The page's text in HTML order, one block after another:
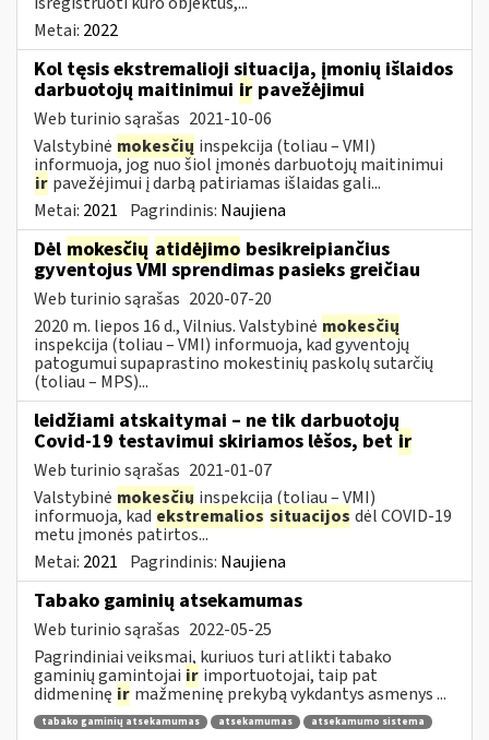
Metai: 2022
Kol tęsis ekstremalioji situacija, įmonių išlaidos
darbuotojų maitinimui ir pavežėjimui
Web turinio sąrašas 2021-10-06
Valstybinė mokesčių inspekcija (toliau – VMI)
informuoja, jog nuo šiol įmonės darbuotojų maitinimui
ir pavežėjimui į darbą patiriamas išlaidas gali...
Metai: 2021 Pagrindinis: Naujiena
Dėl mokesčių atidėjimo besikreipiančius
gyventojus VMI sprendimas pasieks greičiau
Web turinio sąrašas 2020-07-20
2020 m. liepos 16 d., Vilnius. Valstybinė mokesčių
inspekcija (toliau – VMI) informuoja, kad gyventojų
patogumui supaprastino mokestinių paskolų sutarčių
(toliau – MPS)...
leidžiami atskaitymai – ne tik darbuotojų
Covid-19 testavimui skiriamos lėšos, bet ir
Web turinio sąrašas 2021-01-07
Valstybinė mokesčių inspekcija (toliau – VMI)
informuoja, kadekstremalios situacijos dėl COVID-19
metu įmonės patirtos...
Metai: 2021 Pagrindinis: Naujiena
Tabako gaminių atsekamumas
Web turinio sąrašas 2022-05-25
Pagrindiniai veiksmai, kuriuos turi atlikti tabako
gaminių gamintojai ir importuotojai, taip pat
didmeninę ir mažmeninę prekybą vykdantys asmenys ...
tabako gaminių atsekamumas atsekamumas atsekamumo sistema